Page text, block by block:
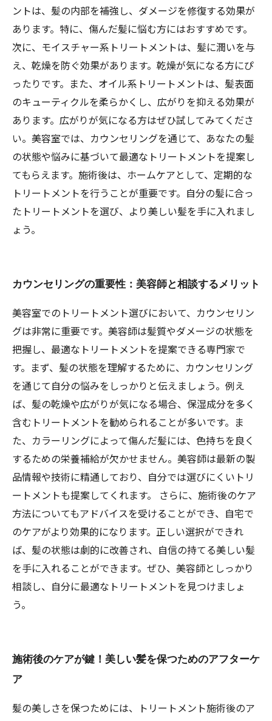
ントは、髪の内部を補強し、ダメージを修復する効果が
あります。特に、傷んだ髪に悩む方にはおすすめです。
次に、モイスチャー系トリートメントは、髪に潤いを与
え、乾燥を防ぐ効果があります。乾燥が気になる方にぴ
ったりです。また、オイル系トリートメントは、髪表面
のキューティクルを柔らかくし、広がりを抑える効果が
あります。広がりが気になる方はぜひ試してみてくださ
い。美容室では、カウンセリングを通じて、あなたの髪
の状態や悩みに基づいて最適なトリートメントを提案し
てもらえます。施術後は、ホームケアとして、定期的な
トリートメントを行うことが重要です。自分の髪に合っ
たトリートメントを選び、より美しい髪を手に入れまし
ょう。
カウンセリングの重要性：美容師と相談するメリット
美容室でのトリートメント選びにおいて、カウンセリン
グは非常に重要です。美容師は髪質やダメージの状態を
把握し、最適なトリートメントを提案できる専門家で
す。まず、髪の状態を理解するために、カウンセリング
を通じて自分の悩みをしっかりと伝えましょう。例え
ば、髪の乾燥や広がりが気になる場合、保湿成分を多く
含むトリートメントを勧められることが多いです。ま
た、カラーリングによって傷んだ髪には、色持ちを良く
するための栄養補給が欠かせません。美容師は最新の製
品情報や技術に精通しており、自分では選びにくいトリ
ートメントも提案してくれます。 さらに、施術後のケア
方法についてもアドバイスを受けることができ、自宅で
のケアがより効果的になります。正しい選択ができれ
ば、髪の状態は劇的に改善され、自信の持てる美しい髪
を手に入れることができます。ぜひ、美容師としっかり
相談し、自分に最適なトリートメントを見つけましょ
う。
施術後のケアが鍵！美しい髪を保つためのアフターケ
ア
髪の美しさを保つためには、トリートメント施術後のア